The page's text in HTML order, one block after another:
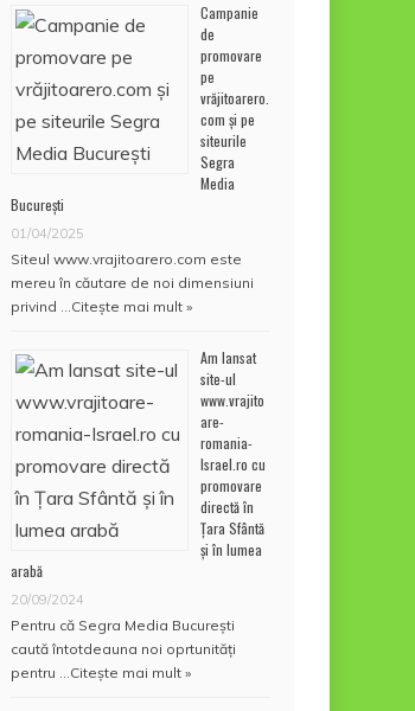
Campanie
de
promovare
pe
vrăjitoarero.
com și pe
siteurile
Segra
Media
București
01/04/2025
Siteul www.vrajitoarero.com este
mereu în căutare de noi dimensiuni
privind … Citește mai mult »
Am lansat
site-ul
www.vrajito
are-
romania-
Israel.ro cu
promovare
directă în
Țara Sfântă
și în lumea
arabă
20/09/2024
Pentru că Segra Media București
caută întotdeauna noi oprtunități
pentru … Citește mai mult »